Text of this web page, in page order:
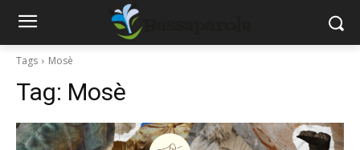
Tags Mosè
Tag: Mosè